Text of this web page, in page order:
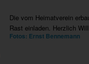
Die vom Heimatverein
Rast einladen. Herzlich
Fotos: Ernst Bennemann